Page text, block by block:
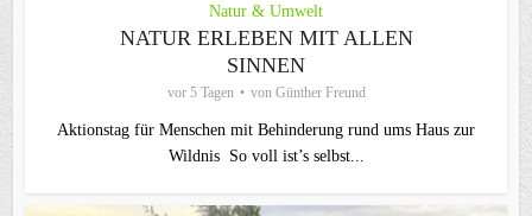
Natur & Umwelt
NATUR ERLEBEN MIT ALLEN
SINNEN
vor 5 Tagen von Günther Freund
Aktionstag für Menschen mit Behinderung rund ums Haus zur
Wildnis So voll ist’s selbst...